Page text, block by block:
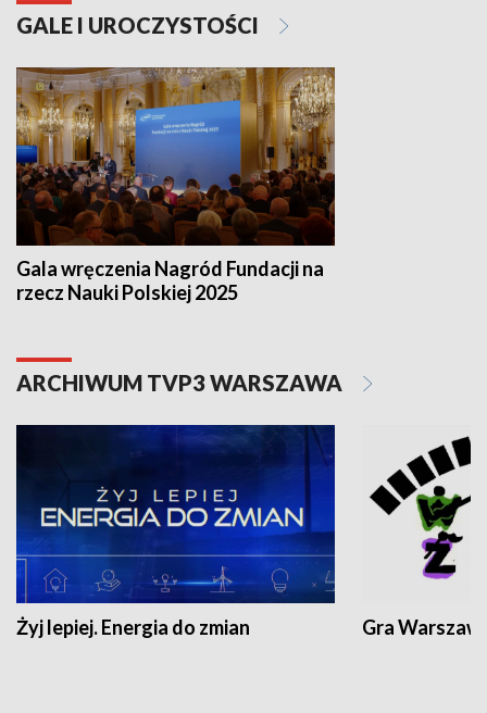
GALE I UROCZYSTOŚCI
Gala wręczenia Nagród Fundacji na
rzecz Nauki Polskiej 2025
ARCHIWUM TVP3 WARSZAWA
Żyj lepiej. Energia do zmian Gra